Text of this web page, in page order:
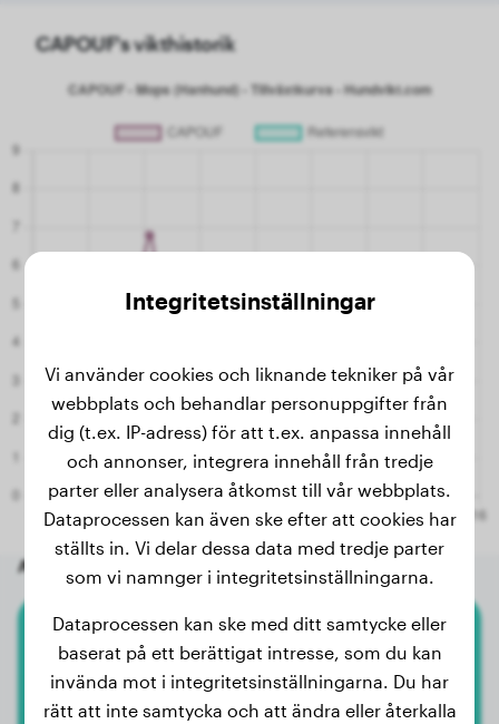
CAPOUF's vikthistorik
Andra slumpmässiga hundar
Golden Retriever
Fynn
Integritetsinställningar
Vi använder cookies och liknande tekniker på vår
webbplats och behandlar personuppgifter från
dig (t.ex. IP-adress) för att t.ex. anpassa innehåll
och annonser, integrera innehåll från tredje
parter eller analysera åtkomst till vår webbplats.
Dataprocessen kan även ske efter att cookies har
ställts in. Vi delar dessa data med tredje parter
som vi namnger i integritetsinställningarna.
Dataprocessen kan ske med ditt samtycke eller
baserat på ett berättigat intresse, som du kan
invända mot i integritetsinställningarna. Du har
rätt att inte samtycka och att ändra eller återkalla